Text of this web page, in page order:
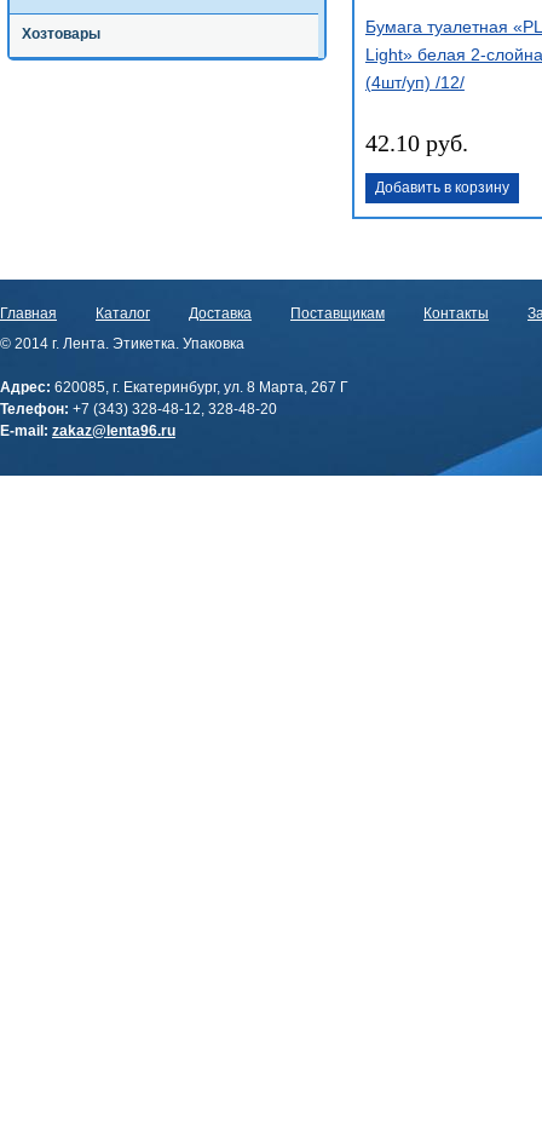
Хозтовары
Бумага туалетная
Light» белая 2-
(4шт/уп) /12/
42.10 руб.
Добавить в корзину
Главная Каталог Доставка Поставщикам Контакты
© 2014 г. Лента. Этикетка. Упаковка
Адрес: 620085, г. Екатеринбург, ул. 8 Марта, 267 Г
Телефон: +7 (343) 328-48-12, 328-48-20
E-mail: zakaz@lenta96.ru